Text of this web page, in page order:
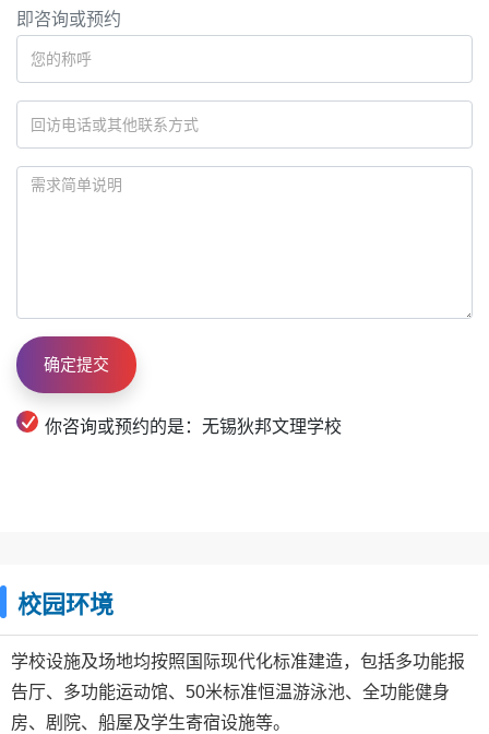
即咨询或预约
你咨询或预约的是：无锡狄邦文理学校
校园环境
学校设施及场地均按照国际现代化标准建造，包括多功能报
告厅、多功能运动馆、50米标准恒温游泳池、全功能健身
房、剧院、船屋及学生寄宿设施等。